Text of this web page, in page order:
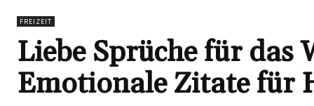
FREIZEIT
Liebe Sprüche für das
Emotionale Zitate für